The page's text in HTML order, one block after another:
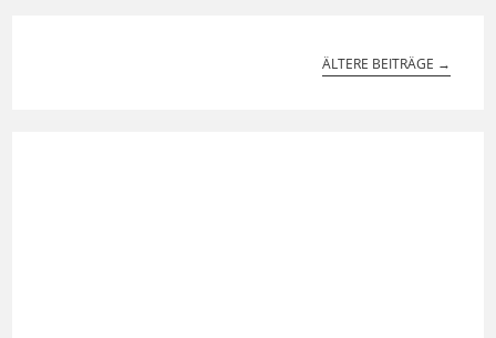
ÄLTERE BEITRÄGE →